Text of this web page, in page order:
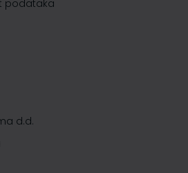
podataka
d.d.